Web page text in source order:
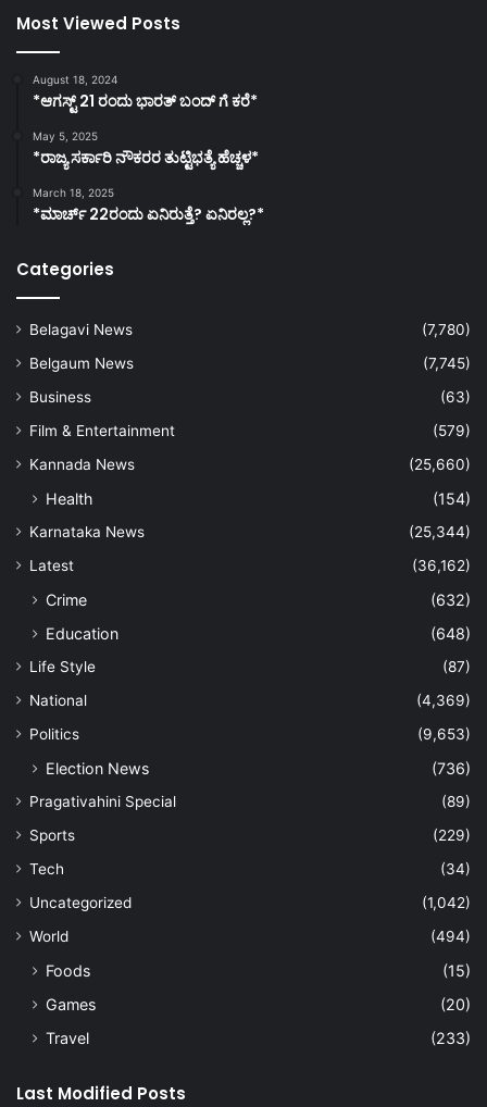
Most Viewed Posts
August 18, 2024
*ಆಗಸ್ಟ್ 21 ರಂದು ಭಾರತ್‌ ಬಂದ್‌ ಗೆ ಕರೆ*
May 5, 2025
*ರಾಜ್ಯ ಸರ್ಕಾರಿ ನೌಕರರ ತುಟ್ಟಿಭತ್ಯೆ ಹೆಚ್ಚಳ*
March 18, 2025
*ಮಾರ್ಚ್ 22ರಂದು ಏನಿರುತ್ತೆ? ಏನಿರಲ್ಲ?*
Categories
Belagavi News
(7,780)
Belgaum News
(7,745)
Business
(63)
Film & Entertainment
(579)
Kannada News
(25,660)
Health (154)
Karnataka News
(25,344)
Latest
(36,162)
Crime
(632)
Education
(648)
Life Style
(87)
National
(4,369)
Politics
(9,653)
Election News (736)
Pragativahini Special
(89)
Sports
(229)
Tech
(34)
Uncategorized
(1,042)
World
(494)
Foods
(15)
Games
(20)
Travel
(233)
Last Modified Posts